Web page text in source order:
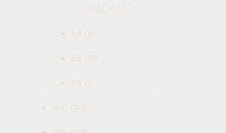
完成しました！
►3月(15)
►2月(13)
►1月(9)
►2017(109)